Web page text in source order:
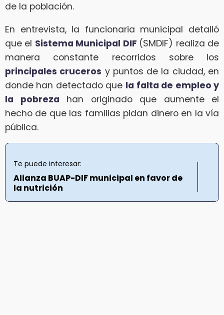
de la población.
En entrevista, la funcionaria municipal detalló
que el Sistema Municipal DIF (SMDIF) realiza de
manera constante recorridos sobre los
principales cruceros y puntos de la ciudad, en
donde han detectado que la falta de empleo y
la pobreza han originado que aumente el
hecho de que las familias pidan dinero en la vía
pública.
Te puede interesar:
Alianza BUAP-DIF municipal en favor de
la nutrición